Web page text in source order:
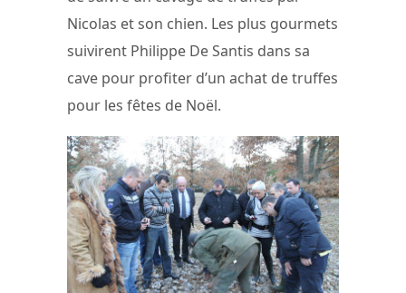
Nicolas et son chien. Les plus gourmets
suivirent Philippe De Santis dans sa
cave pour profiter d’un achat de truffes
pour les fêtes de Noël.